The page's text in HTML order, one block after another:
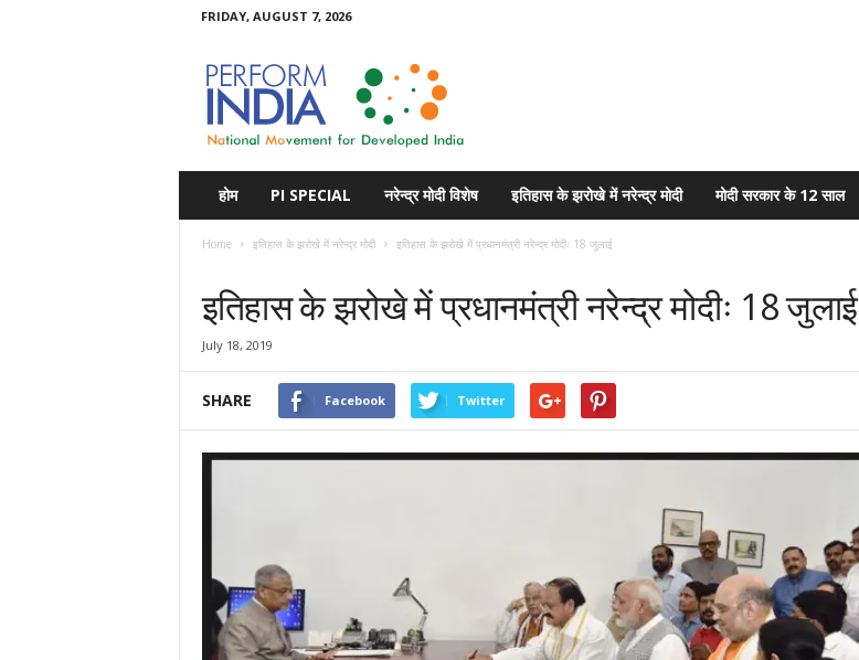
FRIDAY, AUGUST 7, 2026
होम PI SPECIAL नरेन्द्र मोदी विशेष इतिहास के झरोखे में नरेन्द्र मोदी मोदी सरकार के 12 साल
Home इतिहास के झरोखे में नरेन्द्र मोदी इतिहास के झरोखे में प्रधानमंत्री नरेन्द्र मोदीः 18 जुलाई
इतिहास के झरोखे में प्रधानमंत्री नरेन्द्र मोदीः 18 जुलाई
July 18, 2019
SHARE Facebook Twitter